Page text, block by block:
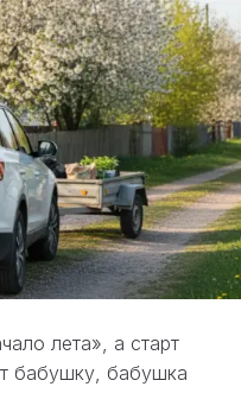
лета», а старт
бабушку, бабушка